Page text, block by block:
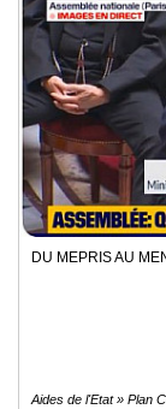
DU MEPRIS AU
Aides de l'Etat » Plan